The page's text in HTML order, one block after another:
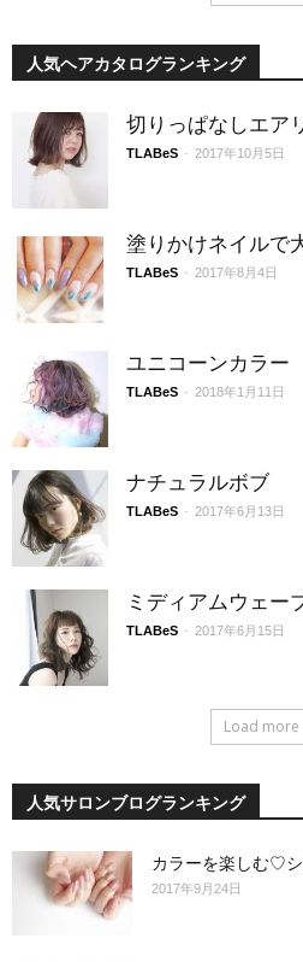
人気ヘアカタログランキング
切りっぱなしエア
TLABeS - 2017年10月5日
塗りかけネイルで
TLABeS - 2017年8月4日
ユニコーンカラー
TLABeS - 2018年1月11日
ナチュラルボブ
TLABeS - 2017年6月13日
ミディアムウェー
TLABeS - 2017年6月15日
Load more
人気サロンブログランキング
カラーを楽しむ♡
2017年9月24日